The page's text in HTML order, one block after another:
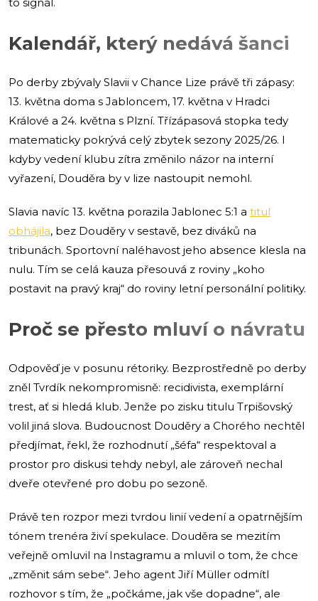
Kalendář, který nedává šanci
Po derby zbývaly Slavii v Chance Lize právě tři zápasy:
13. května doma s Jabloncem, 17. května v Hradci
Králové a 24. května s Plzní. Třízápasová stopka tedy
matematicky pokrývá celý zbytek sezony 2025/26. I
kdyby vedení klubu zítra změnilo názor na interní
vyřazení, Douděra by v lize nastoupit nemohl.
Slavia navíc 13. května porazila Jablonec 5:1 a titul
obhájila, bez Douděry v sestavě, bez diváků na
tribunách. Sportovní naléhavost jeho absence klesla na
nulu. Tím se celá kauza přesouvá z roviny „koho
postavit na pravý kraj“ do roviny letní personální politiky.
Proč se přesto mluví o návratu
Odpověď je v posunu rétoriky. Bezprostředně po derby
zněl Tvrdík nekompromisně: recidivista, exemplární
trest, ať si hledá klub. Jenže po zisku titulu Trpišovský
volil jiná slova. Budoucnost Douděry a Chorého nechtěl
předjímat, řekl, že rozhodnutí „šéfa“ respektoval a
prostor pro diskusi tehdy nebyl, ale zároveň nechal
dveře otevřené pro dobu po sezoně.
Právě ten rozpor mezi tvrdou linií vedení a opatrnějším
tónem trenéra živí spekulace. Douděra se mezitím
veřejně omluvil na Instagramu a mluvil o tom, že chce
„změnit sám sebe“. Jeho agent Jiří Müller odmítl
rozhovor s tím, že „počkáme, jak vše dopadne“, ale